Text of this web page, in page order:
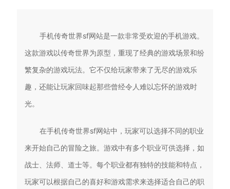
手机传奇世界sf网站是一款非常受欢迎的手机游戏。
这款游戏以传奇世界为原型，重现了经典的游戏场景和纷
繁复杂的游戏玩法。它不仅给玩家带来了无尽的游戏乐
趣，还能让玩家回味起那些曾经令人难以忘怀的游戏时
光。
在手机传奇世界sf网站中，玩家可以选择不同的职业
来开始自己的冒险之旅。游戏中有多个职业可供选择，如
战士、法师、道士等。每个职业都有独特的技能和特点，
玩家可以根据自己的喜好和游戏需求来选择适合自己的职